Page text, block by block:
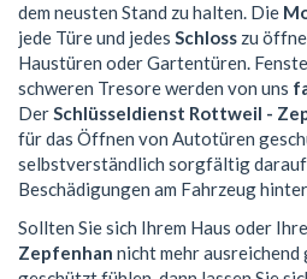
dem neusten Stand zu halten. Die
jede Türe und jedes Schloss zu
Haustüren oder Gartentüren.
schweren Tresore werden von uns
DerSchlüsseldienst Rottweil -
für das Öffnen von Autotüren
selbstverständlich sorgfältig
Beschädigungen am Fahrzeug
Sollten Sie sich Ihrem Haus oder
Zepfenhan nicht mehr ausreichend